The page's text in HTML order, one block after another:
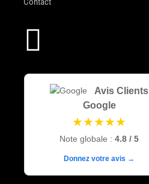

Avis Clients
Google
★★★★★
Note globale : 4.8 / 5
Donnez votre avis →